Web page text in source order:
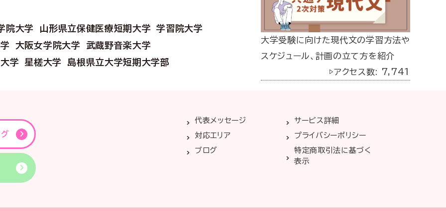
院大学 山形県立保健医療短期大学
学習院大学
大阪女学院大学
武蔵野音楽大学
学
星槎大学 島根県立大学短期大学部
大学受験に向けた現代文の学習方法や
スケジュール、計画の立て方を紹介
▷アクセス数: 7,741
代表メッセージ
サービス詳細
対応エリア
プライバシーポリシー
ブログ
特定商取引法に基づく
表示